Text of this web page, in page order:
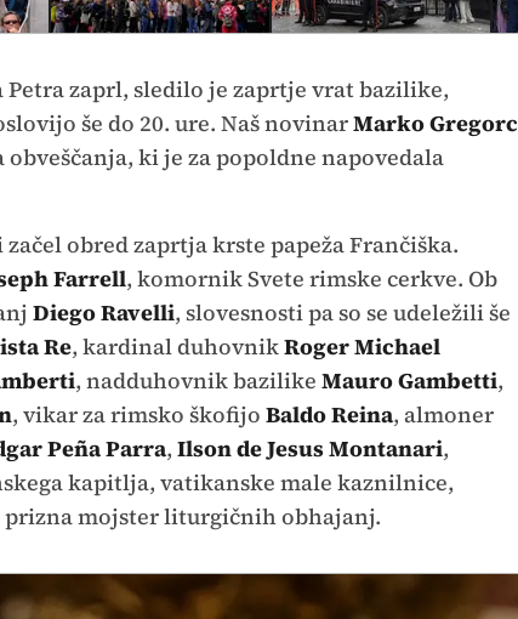
Petra zaprl, sledilo je zaprtje vrat bazilike,
še do 20. ure. Naš novinarMarko Gregorc
ki je za popoldne napovedala
obred zaprtja krste papeža Frančiška.
Farrell, komornik Svete rimske cerkve. Ob
Diego Ravelli, slovesnosti pa so se udeležili še
Re, kardinal duhovnikRoger Michael
, nadduhovnik bazilike Mauro Gambetti,
, vikar za rimsko škofijo Baldo Reina, almoner
Peña Parra, Ilson de JesusMontanari,
kapitlja, vatikanske male kaznilnice,
mojster liturgičnih obhajanj.